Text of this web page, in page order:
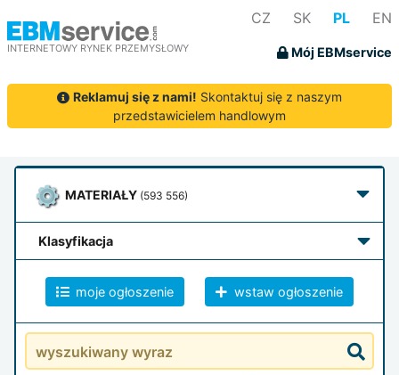
INTERNETOWY RYNEK PRZEMYSŁOWY
CZ SK PL EN
Mój EBMservice
Reklamuj się z nami! Skontaktuj się z naszym
przedstawicielem handlowym
MATERIAŁY (593 556)
klasyfikacja
moje ogłoszenie wstaw ogłoszenie